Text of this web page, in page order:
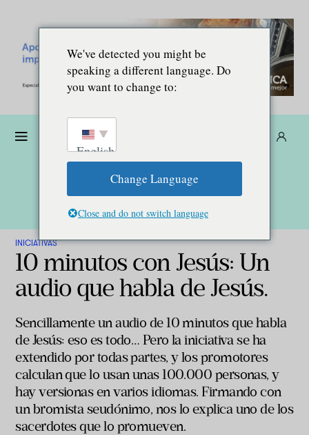
INICIATIVAS
10 minutos con Jesús: Un
audio que habla de Jesús.
Sencillamente un audio de 10 minutos que habla
de Jesús: eso es todo… Pero la iniciativa se ha
extendido por todas partes, y los promotores
calculan que lo usan unas 100.000 personas, y
hay versionas en varios idiomas. Firmando con
un bromista seudónimo, nos lo explica uno de los
sacerdotes que lo promueven.
We've detected you might be
speaking a different language. Do
you want to change to:
English
Change Language
Close and do not switch language